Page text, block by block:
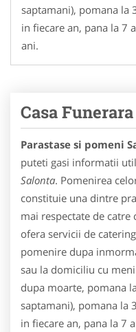
saptamani), pomana la
in fiecare an, pana la 7
ani.
Casa
Parastase si pomeni
puteti gasi informatii
Salonta. Pomenirea
constituie una dintre
mai respectate de catre
ofera servicii de
pomenire dupa
sau la domiciliu cu
dupa moarte, pomana
saptamani), pomana la
in fiecare an, pana la 7